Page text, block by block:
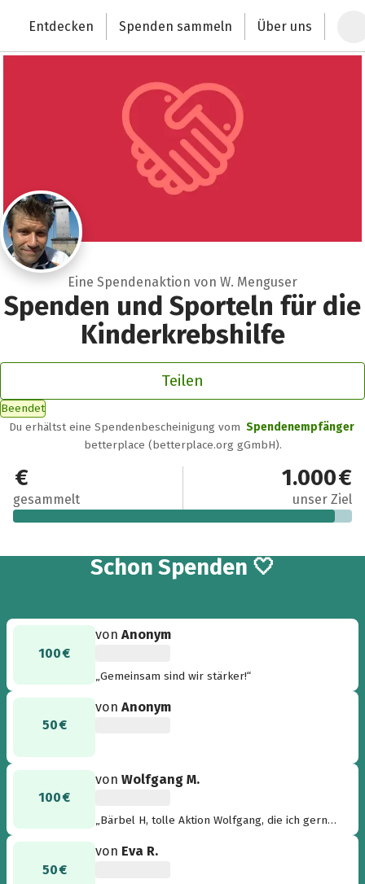
Deutschlands größte Spendenplattform
Entdecken Spenden sammeln Über uns
Eine Spendenaktion von W. Menguser
Spenden und Sporteln für die
Kinderkrebshilfe
Teilen
Beendet
Du erhältst eine Spendenbescheinigung vom Spendenempfänger
betterplace (betterplace.org gGmbH).
950 €
gesammelt
1.000 €
unser Ziel
Schon 18
Spenden 🤍
100 €
vonAnonym
„Gemeinsam sind wir stärker!“
50 €
vonAnonym
100 €
vonWolfgang M.
„Bärbel H, tolle Aktion Wolfgang, die ich gerne
50 €
von Eva R.